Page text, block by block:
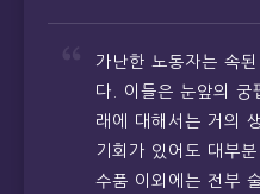
가난한 노동자는 속
다. 이들은 눈앞의 궁
래에 대해서는 거의
기회가 있어도 대부
수품 이외에는 전부